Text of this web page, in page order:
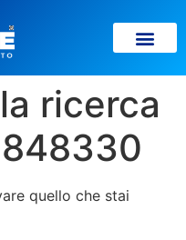
ricerca
quello che stai